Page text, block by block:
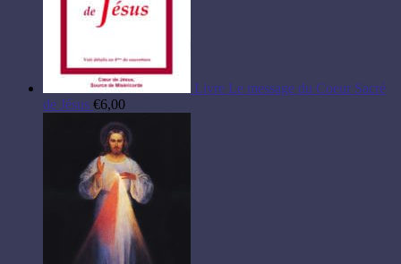
Livre Le message du Coeur Sacré
de Jésus €6,00